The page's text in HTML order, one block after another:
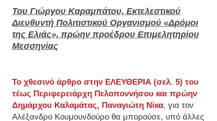
Του Γιώργου Καραμπάτου, Εκτελεστικού
Διευθυντή Πολιτιστικού Οργανισμού «Δρόμοι
της Ελιάς», πρώην προέδρου Επιμελητηρίου
Μεσσηνίας
Το χθεσινό άρθρο στην ΕΛΕΥΘΕΡΙΑ (σελ. 5) του
τέως Περιφερειάρχη Πελοποννήσου και πρώην
Δημάρχου Καλαμάτας, Παναγιώτη Νίκα, για τον
Αλέξανδρο Κουμουνδούρο θα μπορούσε, υπό άλλες